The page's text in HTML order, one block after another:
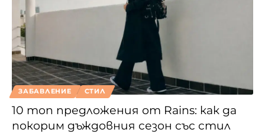
ЗАБАВЛЕНИЕ СТИЛ
10 топ предложения от Rains: как да
покорим дъждовния сезон със стил